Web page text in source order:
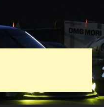
Net
sobre novedades y pruebas